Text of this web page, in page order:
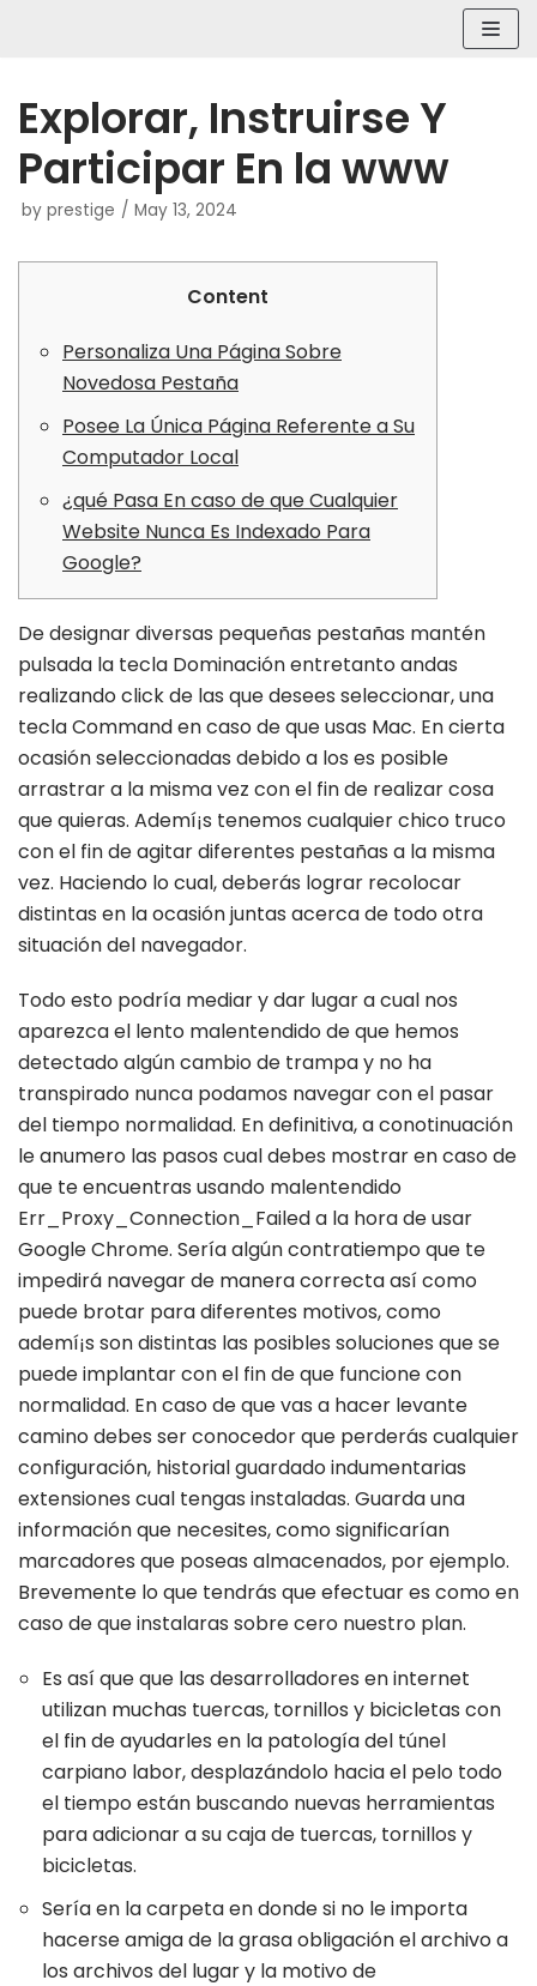
Explorar, Instruirse Y
Participar En la www
by prestige May 13, 2024
Content
Personaliza Una Página Sobre
Novedosa Pestaña
Posee La Única Página Referente a Su
Computador Local
¿qué Pasa En caso de que Cualquier
Website Nunca Es Indexado Para
Google?
De designar diversas pequeñas pestañas mantén
pulsada la tecla Dominación entretanto andas
realizando click de las que desees seleccionar, una
tecla Command en caso de que usas Mac. En cierta
ocasión seleccionadas debido a los es posible
arrastrar a la misma vez con el fin de realizar cosa
que quieras. Ademí¡s tenemos cualquier chico truco
con el fin de agitar diferentes pestañas a la misma
vez. Haciendo lo cual, deberás lograr recolocar
distintas en la ocasión juntas acerca de todo otra
situación del navegador.
Todo esto podría mediar y dar lugar a cual nos
aparezca el lento malentendido de que hemos
detectado algún cambio de trampa y no ha
transpirado nunca podamos navegar con el pasar
del tiempo normalidad. En definitiva, a conotinuación
le anumero las pasos cual debes mostrar en caso de
que te encuentras usando malentendido
Err_Proxy_Connection_Failed a la hora de usar
Google Chrome. Serí­a algún contratiempo que te
impedirá navegar de manera correcta así­ como
puede brotar para diferentes motivos, como
ademí¡s son distintas las posibles soluciones que se
puede implantar con el fin de que funcione con
normalidad. En caso de que vas a hacer levante
camino debes ser conocedor que perderás cualquier
configuración, historial guardado indumentarias
extensiones cual tengas instaladas. Guarda una
información que necesites, como significarían
marcadores que poseas almacenados, por ejemplo.
Brevemente lo que tendrás que efectuar es como en
caso de que instalaras sobre cero nuestro plan.
Es así que que las desarrolladores en internet
utilizan muchas tuercas, tornillos y bicicletas con
el fin de ayudarles en la patologí­a del túnel
carpiano labor, desplazándolo hacia el pelo todo
el tiempo están buscando nuevas herramientas
para adicionar a su caja de tuercas, tornillos y
bicicletas.
Serí­a en la carpeta en donde si no le importa
hacerse amiga de la grasa obligación el archivo a
los archivos del lugar y la motivo de